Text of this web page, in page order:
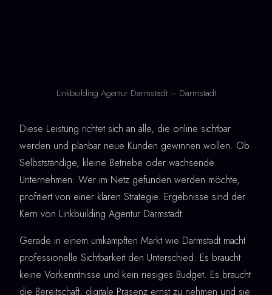
Linkbuilding Agentur Darmstadt – Darmstadt
Diese Leistung richtet sich an alle, die online sichtbar
werden und planbar neue Kunden gewinnen wollen. Ob
Selbstständige, kleine Betriebe oder wachsende
Unternehmen: Wer im Netz gefunden werden möchte,
profitiert von einer klaren Strategie. Ergebnisse sind der
Kern von Linkbuilding Agentur Darmstadt.
Gerade in einem umkämpften Markt wie Darmstadt macht
professionelle Sichtbarkeit den Unterschied. Es braucht
keine Vorkenntnisse und kein riesiges Budget. Es braucht
die Bereitschaft, digitale Präsenz ernst zu nehmen und sie